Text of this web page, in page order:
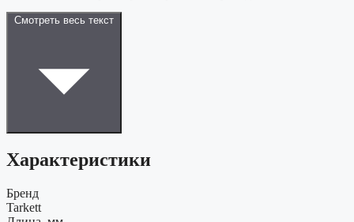
Смотреть весь текст
Характеристики
Бренд
Tarkett